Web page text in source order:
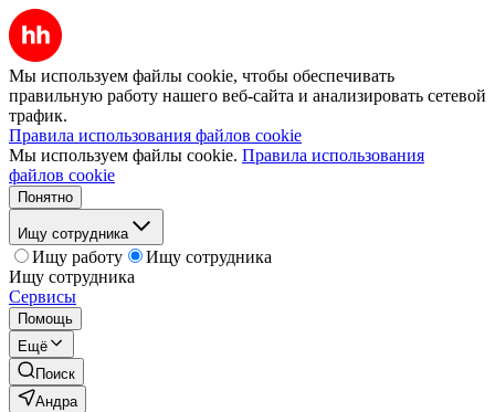
Мы используем файлы cookie, чтобы обеспечивать
правильную работу нашего веб-сайта и анализировать сетевой
трафик.
Правила использования файлов cookie
Мы используем файлы cookie. Правила использования
файлов cookie
Понятно
Ищу сотрудника
Ищу работу
Ищу сотрудника
Ищу сотрудника
Сервисы
Помощь
Ещё
Поиск
Андра